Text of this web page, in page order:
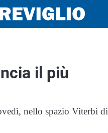
il più
nello spazio Viterbi di